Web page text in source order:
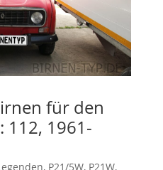
für den
112, 1961-
, P21/5W, P21W,